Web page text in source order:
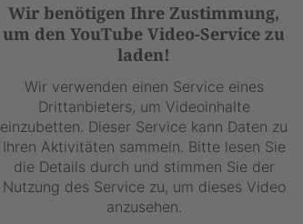
Wir benötigen Ihre Zustimmung,
um den YouTube Video-Service zu
laden!
Wir verwenden einen Service eines
Drittanbieters, um Videoinhalte
einzubetten. Dieser Service kann Daten zu
Ihren Aktivitäten sammeln. Bitte lesen Sie
die Details durch und stimmen Sie der
Nutzung des Service zu, um dieses Video
anzusehen.